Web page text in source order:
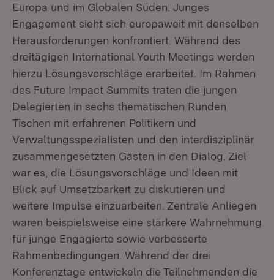
Europa und im Globalen Süden. Junges
Engagement sieht sich europaweit mit denselben
Herausforderungen konfrontiert. Während des
dreitägigen International Youth Meetings werden
hierzu Lösungsvorschläge erarbeitet. Im Rahmen
des Future Impact Summits traten die jungen
Delegierten in sechs thematischen Runden
Tischen mit erfahrenen Politikern und
Verwaltungsspezialisten und den interdisziplinär
zusammengesetzten Gästen in den Dialog. Ziel
war es, die Lösungsvorschläge und Ideen mit
Blick auf Umsetzbarkeit zu diskutieren und
weitere Impulse einzuarbeiten. Zentrale Anliegen
waren beispielsweise eine stärkere Wahrnehmung
für junge Engagierte sowie verbesserte
Rahmenbedingungen. Während der drei
Konferenztage entwickeln die Teilnehmenden die